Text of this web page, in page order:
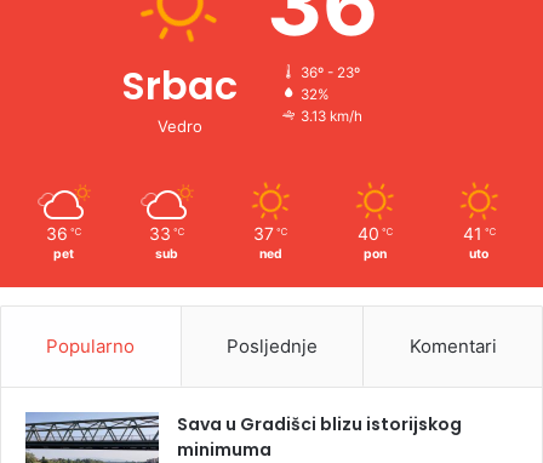
Srbac
Vedro
36º - 23º
32%
3.13 km/h
36 ℃
pet
33 ℃
sub
37 ℃
ned
40 ℃
pon
41 ℃
uto
Popularno Posljednje Komentari
Sava u Gradišci blizu istorijskog
minimuma